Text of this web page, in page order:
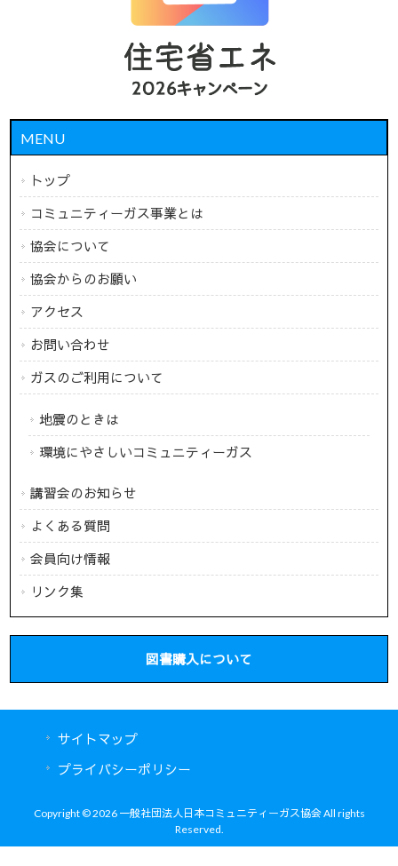
MENU
トップ
コミュニティーガス事業とは
協会について
協会からのお願い
アクセス
お問い合わせ
ガスのご利用について
地震のときは
環境にやさしいコミュニティーガス
講習会のお知らせ
よくある質問
会員向け情報
リンク集
図書購入について
サイトマップ
プライバシーポリシー
Copyright © 2026 一般社団法人日本コミュニティーガス協会 All rights
Reserved.